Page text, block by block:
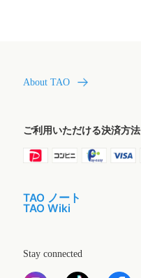
About TAO
ご利用いただける決済方法
TAO ノート
TAO Wiki
Stay connected